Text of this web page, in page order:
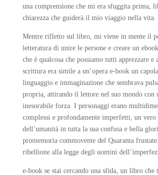
una comprensione che mi era sfuggita prima,
chiarezza che guiderà il mio viaggio nella vita.
Mentre rifletto sul libro, mi viene in mente il
letteratura di unire le persone e creare un
che è qualcosa che possiamo tutti apprezzare e
scrittura era simile a un’opera e-book un
linguaggio e immaginazione che sembrava
propria, attirando il lettore nel suo mondo con
inesorabile forza. I personaggi erano
complessi e profondamente imperfetti, un vero
dell’umanità in tutta la sua confusa e bella
promemoria commovente del Quaranta
ribellione alla legge degli uomini
e-book se stai cercando una sfida, un libro